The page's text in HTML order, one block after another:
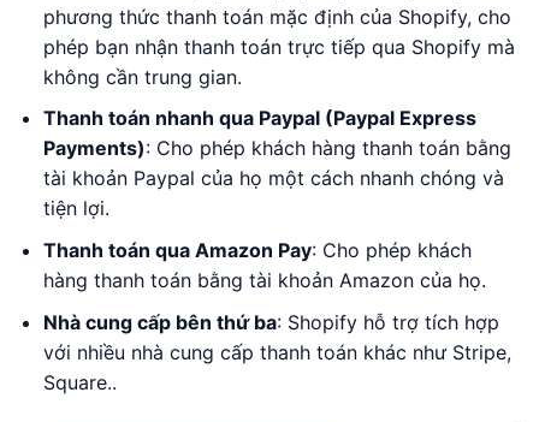
phương thức thanh toán mặc định của Shopify, cho
phép bạn nhận thanh toán trực tiếp qua Shopify mà
không cần trung gian.
Thanh toán nhanh qua Paypal (Paypal Express
Payments): Cho phép khách hàng thanh toán bằng
tài khoản Paypal của họ một cách nhanh chóng và
tiện lợi.
Thanh toán qua Amazon Pay: Cho phép khách
hàng thanh toán bằng tài khoản Amazon của họ.
Nhà cung cấp bên thứ ba: Shopify hỗ trợ tích hợp
với nhiều nhà cung cấp thanh toán khác như Stripe,
Square..